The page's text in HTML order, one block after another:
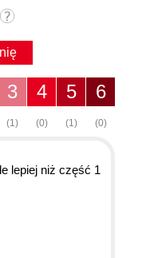
6
(0)
5
(1)
4
(0)
3
(1)
lepiej niż część 1